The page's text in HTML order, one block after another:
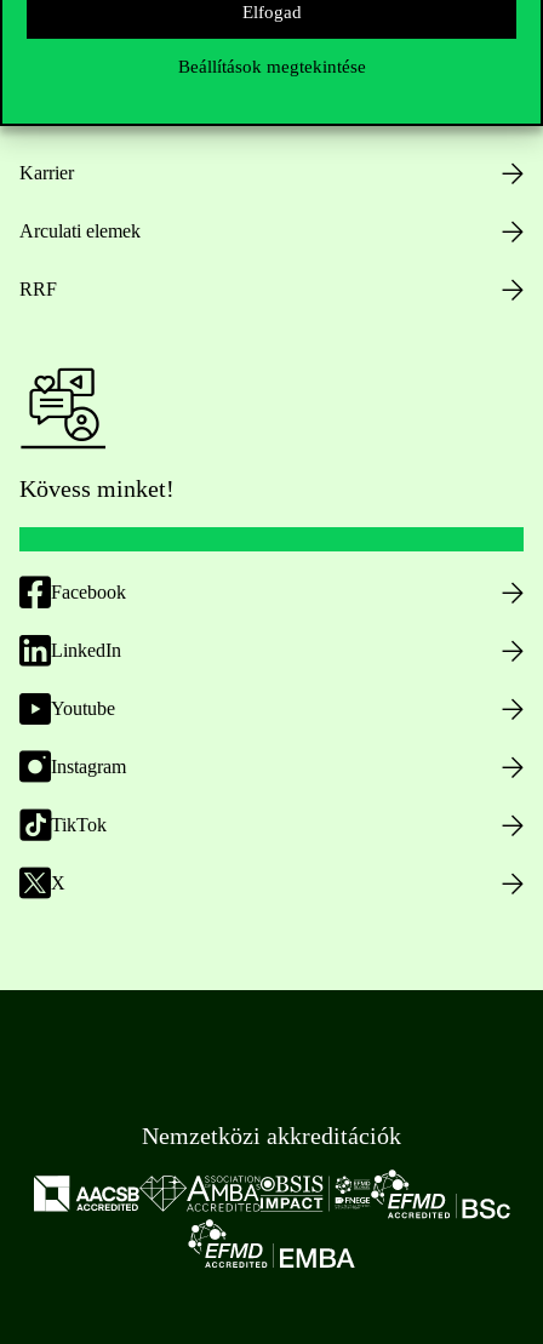
Elfogad
Beállítások megtekintése
Karrier
Arculati elemek
RRF
Kövess minket!
Facebook
LinkedIn
Youtube
Instagram
TikTok
X
Nemzetközi akkreditációk